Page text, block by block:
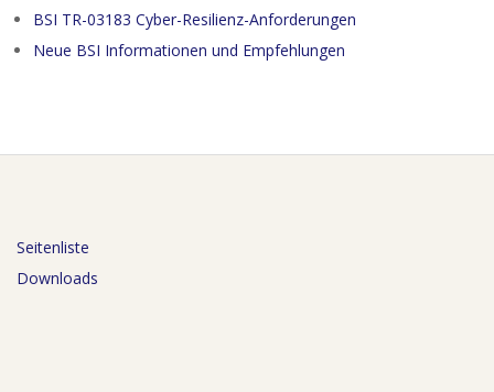
BSI TR-03183 Cyber-Resilienz-Anforderungen
Neue BSI Informationen und Empfehlungen
Seitenliste
Downloads